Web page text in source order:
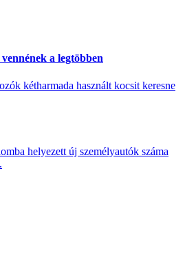
a legtöbben
kétharmada használt kocsit keresne
helyezett új személyautók száma